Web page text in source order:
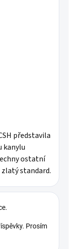
představila
kanylu
ostatní
standard.
Prosím